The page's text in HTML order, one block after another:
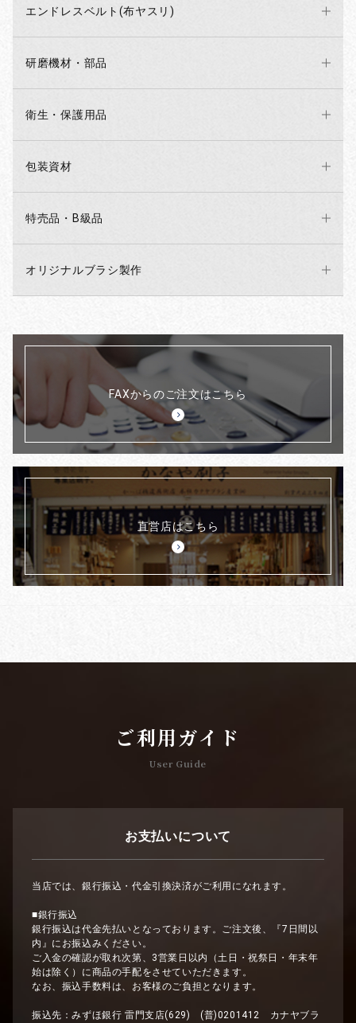
エンドレスベルト(布ヤスリ)
研磨機材・部品
衛生・保護用品
包装資材
特売品・B級品
オリジナルブラシ製作
FAXからのご注文はこちら
直営店はこちら
ご利用ガイド
User Guide
お支払いについて
当店では、銀行振込・代金引換決済がご利用になれます。
■銀行振込
銀行振込は代金先払いとなっております。ご注文後、『7日間以
内』にお振込みください。
ご入金の確認が取れ次第、3営業日以内（土日・祝祭日・年末年
始は除く）に商品の手配をさせていただきます。
なお、振込手数料は、お客様のご負担となります。
振込先：みずほ銀行 雷門支店(629) (普)0201412 カナヤブラ